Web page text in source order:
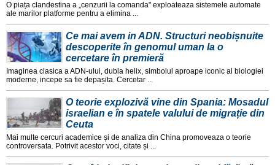
O piața clandestina a „cenzurii la comanda" exploateaza sistemele automate
ale marilor platforme pentru a elimina ...
Ce mai avem in ADN. Structuri neobișnuite
descoperite în genomul uman la o
cercetare în premieră
Imaginea clasica a ADN-ului, dubla helix, simbolul aproape iconic al biologiei
moderne, incepe sa fie depașita. Cercetar ...
O teorie explozivă vine din Spania: Mosadul
israelian e în spatele valului de migrație din
Ceuta
Mai multe cercuri academice și de analiza din China promoveaza o teorie
controversata. Potrivit acestor voci, citate și ...